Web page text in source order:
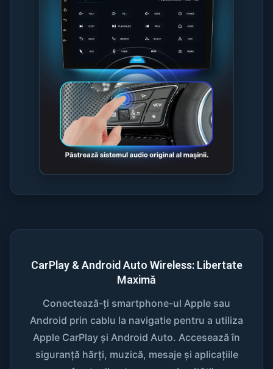
CarPlay & Android Auto Wireless: Libertate
Maximă
Conectează-ți smartphone-ul Apple sau
Android prin cablu la navigatie pentru a utiliza
Apple CarPlay și Android Auto. Accesează în
siguranță hărți, muzică, mesaje și aplicațiile